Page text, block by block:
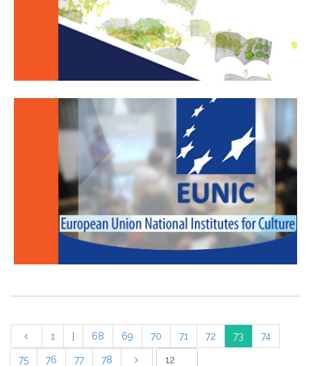
1 68 69 70 71 72 73 74
75 76 77 78